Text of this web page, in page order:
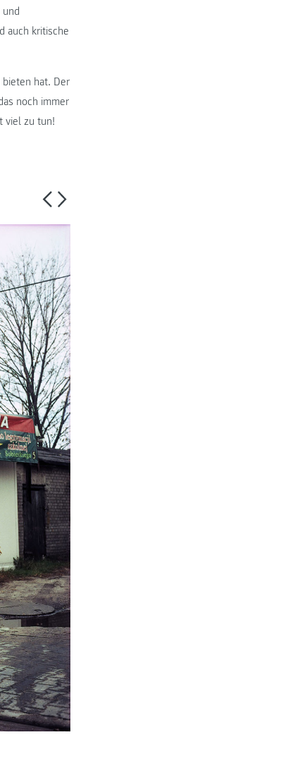
auch kritische
bieten hat. Der
noch immer
viel zu tun!